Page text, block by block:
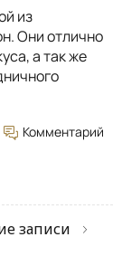
из
Они отлично
а так же
Комментарий
записи